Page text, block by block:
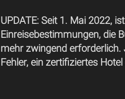
UPDATE: Seit 1. Mai 2022,
Einreisebestimmungen, die
mehr zwingend
Fehler, ein zertifiziertes